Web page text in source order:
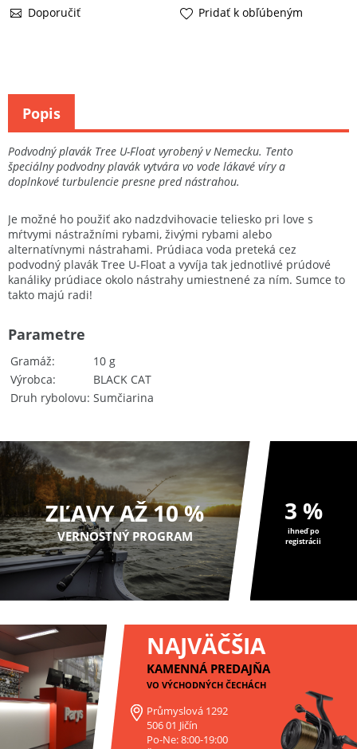
Doporučiť
Pridať k obľúbeným
Podvodný plavák Tree U-Float vyrobený v Nemecku. Tento
špeciálny podvodny plavák vytvára vo vode lákavé víry a
doplnkové turbulencie presne pred nástrahou.
Je možné ho použiť ako nadzdvihovacie teliesko pri love s
mŕtvymi nástražními rybami, živými rybami alebo
alternatívnymi nástrahami. Prúdiaca voda preteká cez
podvodný plavák Tree U-Float a vyvíja tak jednotlivé prúdové
kanáliky prúdiace okolo nástrahy umiestnené za ním. Sumce to
takto majú radi!
Gramáž
10 g
Výrobca
BLACK CAT
Druh rybolovu Sumčiarina
Parametre
Popis
ZĽAVY AŽ 10 %
VERNOSTNÝ PROGRAM
3 %
ihneď po
registrácii
NAJVÄČŠIA
KAMENNÁ PREDAJŇA
VO VÝCHODNÝCH ČECHÁCH
Průmyslová 1292
506 01 Jičín
Po-Ne: 8:00-19:00